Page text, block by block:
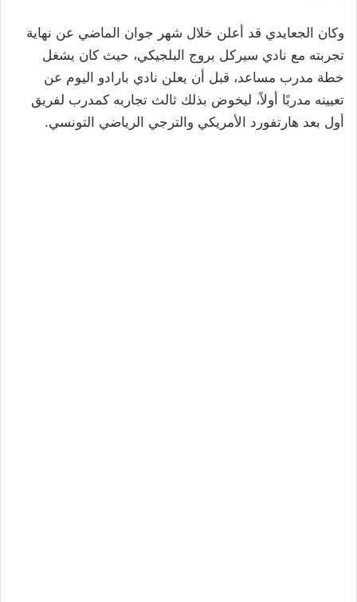
وكان الجعايدي قد أعلن خلال شهر جوان الماضي عن نهاية
تجربته مع نادي سيركل بروج البلجيكي، حيث كان يشغل
خطة مدرب مساعد، قبل أن يعلن نادي بارادو اليوم عن
تعيينه مدربًا أولاً، ليخوض بذلك ثالث تجاربه كمدرب لفريق
أول بعد هارتفورد الأمريكي والترجي الرياضي التونسي.